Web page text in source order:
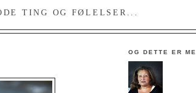
TING OG FØLELSER...
OG DETTE ER